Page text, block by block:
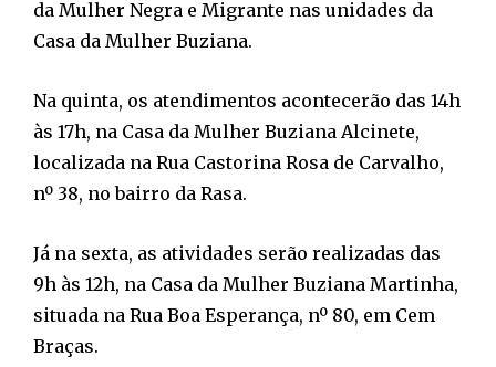
da Mulher Negra e Migrante nas unidades da
Casa da Mulher Buziana.
Na quinta, os atendimentos acontecerão das 14h
às 17h, na Casa da Mulher Buziana Alcinete,
localizada na Rua Castorina Rosa de Carvalho,
nº 38, no bairro da Rasa.
Já na sexta, as atividades serão realizadas das
9h às 12h, na Casa da Mulher Buziana Martinha,
situada na Rua Boa Esperança, nº 80, em Cem
Braças.